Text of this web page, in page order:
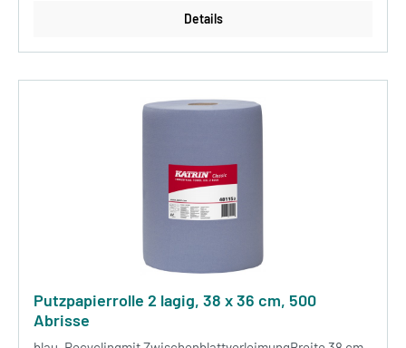
Details
Putzpapierrolle 2 lagig, 38 x 36 cm, 500
Abrisse